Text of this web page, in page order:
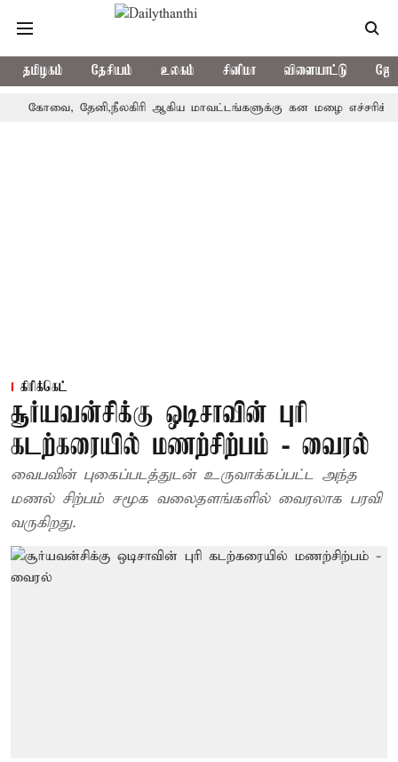
தமிழகம் தேசியம் உலகம் சினிமா விளையாட்டு
தேனி,நீலகிரி ஆகிய மாவட்டங்களுக்கு கன மழை எச்சரிக்கை
கிரிக்கெட்
சூர்யவன்சிக்கு ஒடிசாவின் புரி
கடற்கரையில் மணற்சிற்பம் - வைரல்
வைபவின் புகைப்படத்துடன் உருவாக்கப்பட்ட அந்த
மணல் சிற்பம் சமூக வலைதளங்களில் வைரலாக பரவி
வருகிறது.